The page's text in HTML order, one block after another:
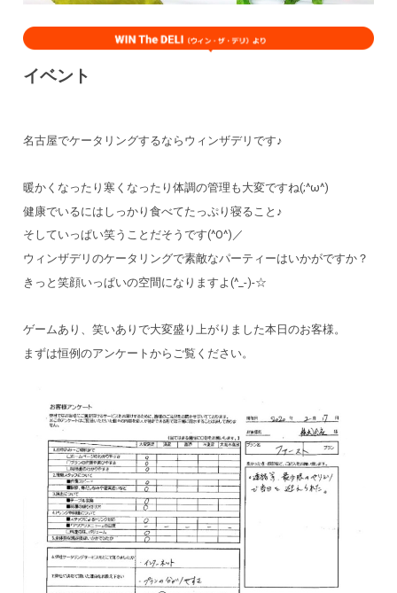
イベント
名古屋でケータリングするならウィンザデリです♪
暖かくなったり寒くなったり体調の管理も大変ですね(;^ω^)
健康でいるにはしっかり食べてたっぷり寝ること♪
そしていっぱい笑うことだそうです(^O^)／
ウィンザデリのケータリングで素敵なパーティーはいかがですか？
きっと笑顔いっぱいの空間になりますよ(^_-)-☆
ゲームあり、笑いありで大変盛り上がりました本日のお客様。
まずは恒例のアンケートからご覧ください。